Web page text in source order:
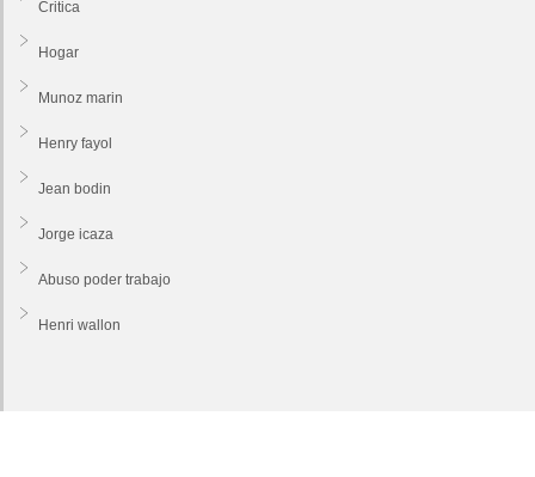
Critica
Hogar
Munoz marin
Henry fayol
Jean bodin
Jorge icaza
Abuso poder trabajo
Henri wallon